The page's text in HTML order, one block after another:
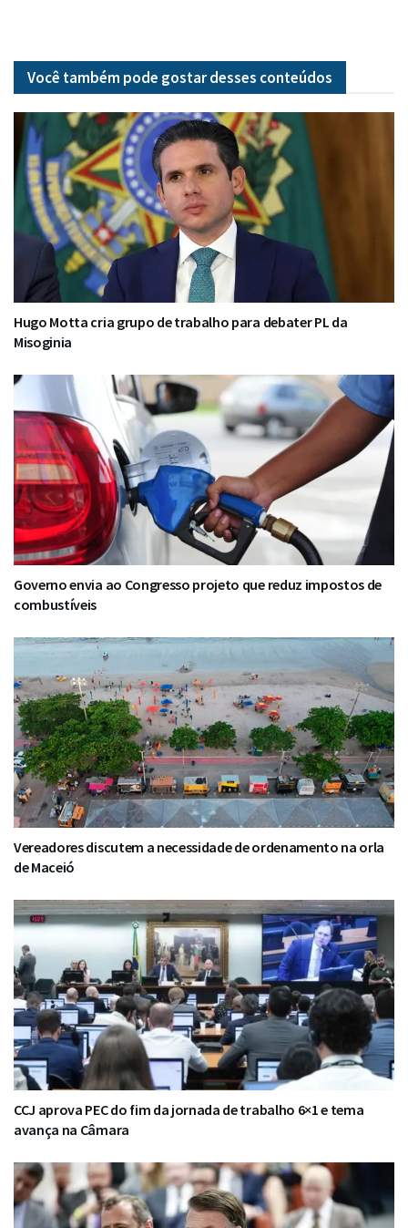
Você também pode gostar desses conteúdos
Hugo Motta cria grupo de trabalho para debater PL da
Misoginia
Governo envia ao Congresso projeto que reduz impostos de
combustíveis
Vereadores discutem a necessidade de ordenamento na orla
de Maceió
CCJ aprova PEC do fim da jornada de trabalho 6×1 e tema
avança na Câmara